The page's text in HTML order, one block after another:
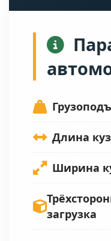
Длина
Ширина
загрузка